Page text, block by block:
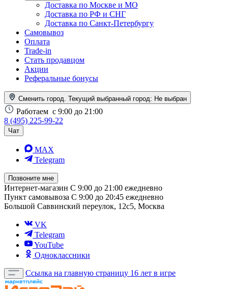
Доставка по Москве и МО
Доставка по РФ и СНГ
Доставка по Санкт-Петербургу
Самовывоз
Оплата
Trade-in
Стать продавцом
Акции
Реферальные бонусы
Сменить город. Текущий выбранный город: Не выбран
Работаем с 9:00 до 21:00
8 (495) 225-99-22
Чат
MAX
Telegram
Позвоните мне
Интернет-магазин С 9:00 до 21:00 ежедневно
Пункт самовывоза С 9:00 до 20:45 ежедневно
Большой Саввинский переулок, 12с5, Москва
VK
Telegram
YouTube
Одноклассники
Ссылка на главную страницу 16 лет в игре